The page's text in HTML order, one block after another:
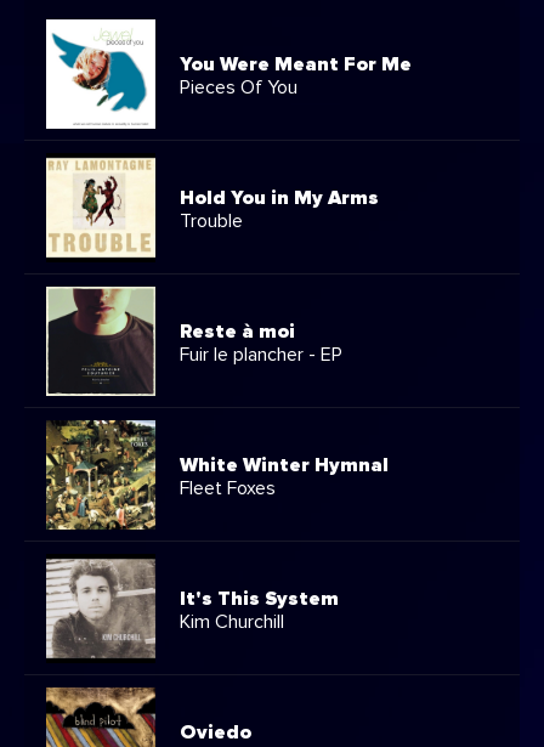
You Were Meant For Me
Pieces Of You
Hold You in My Arms
Trouble
Reste à moi
Fuir le plancher - EP
White Winter Hymnal
Fleet Foxes
It's This System
Kim Churchill
Oviedo